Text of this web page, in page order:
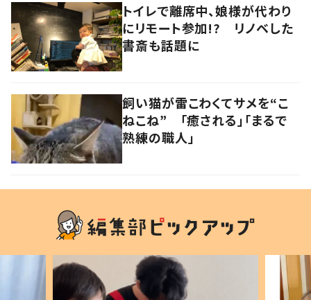
トイレで離席中、娘様が代わり
にリモート参加!? リノベした
書斎も話題に
飼い猫が雷こわくてサメを“こ
ねこね” 「癒される」「まるで
熟練の職人」